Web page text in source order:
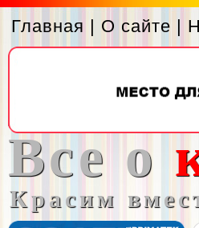
Главная | О сайте |
Все о
Красим